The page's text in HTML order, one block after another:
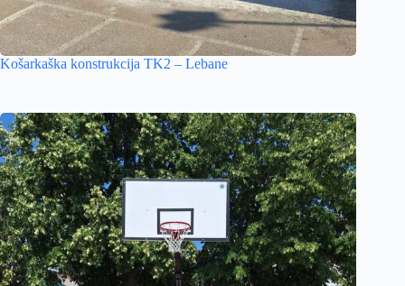
Košarkaška konstrukcija TK2 – Lebane